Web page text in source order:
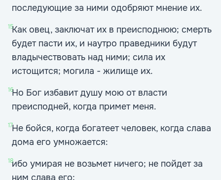
последующие за ними одобряют мнение их.
15Как овец, заключат их в преисподнюю; смерть
будет пасти их, и наутро праведники будут
владычествовать над ними; сила их
истощится; могила - жилище их.
16Но Бог избавит душу мою от власти
преисподней, когда примет меня.
17Не бойся, когда богатеет человек, когда слава
дома его умножается:
18ибо умирая не возьмет ничего; не пойдет за
ним слава его;